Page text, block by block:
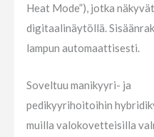
Heat Mode”), jotka
digitaalinäytöllä.
lampun automaattisesti.
Soveltuu manikyyri- ja
pedikyyrihoitoihin
muilla valokovetteisilla